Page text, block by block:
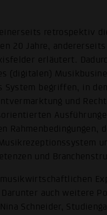
retrospektiv
20 Jahre,
erläutert.
(digitalen)
System begriffen, in
und
Rahmenbedingungen,
und
auch weitere
Schneider,